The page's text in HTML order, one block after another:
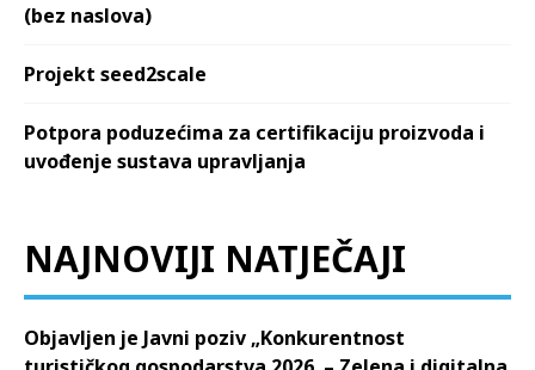
(bez naslova)
Projekt seed2scale
Potpora poduzećima za certifikaciju proizvoda i
uvođenje sustava upravljanja
NAJNOVIJI NATJEČAJI
Objavljen je Javni poziv „Konkurentnost